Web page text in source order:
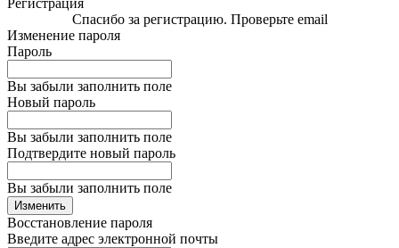
Регистрация
Спасибо за регистрацию. Проверьте email
Изменение пароля
Пароль
Вы забыли заполнить поле
Новый пароль
Вы забыли заполнить поле
Подтвердите новый пароль
Вы забыли заполнить поле
Изменить
Восстановление пароля
Введите адрес электронной почты